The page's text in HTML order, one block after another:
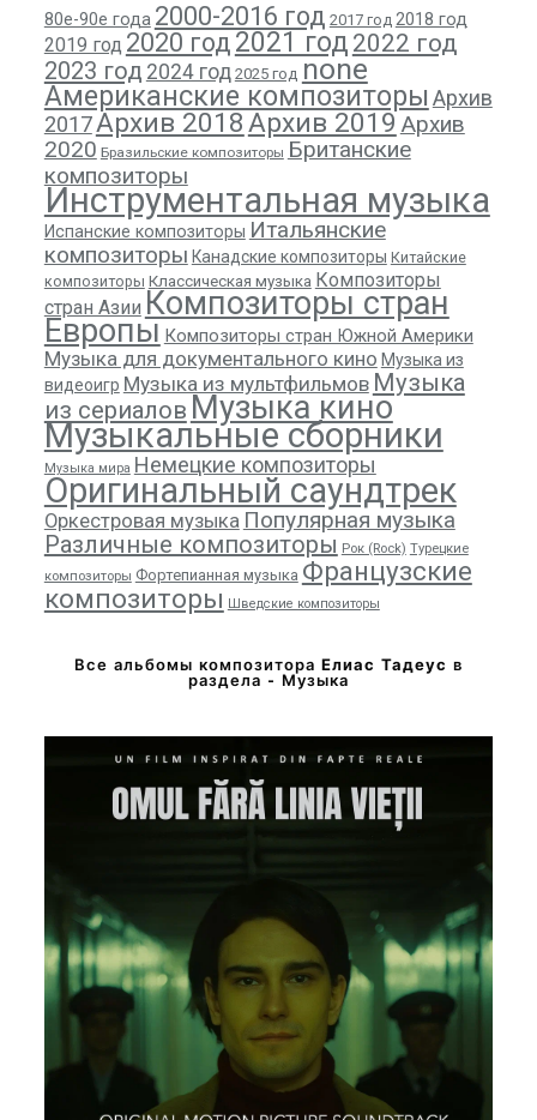
80е-90е года 2000-2016 год 2017 год 2018 год
2019 год 2020 год 2021 год 2022 год
2023 год 2024 год 2025 год none
Американские композиторы Архив
2017Архив 2018Архив 2019 Архив
2020 Бразильские композиторы Британские
композиторы
Инструментальная музыка
Испанские композиторы Итальянские
композиторы Канадские композиторы Китайские
композиторы Классическая музыка Композиторы
стран Азии Композиторы стран
Европы Композиторы стран Южной Америки
Музыка для документального кино Музыка из
видеоигр Музыка из мультфильмов Музыка
из сериалов Музыка кино
Музыкальные сборники
Музыка мира Немецкие композиторы
Оригинальный саундтрек
Оркестровая музыка Популярная музыка
Различные композиторы Рок (Rock) Турецкие
композиторы Фортепианная музыка Французские
композиторы Шведские композиторы
Все альбомы композитора Елиас Тадеус в
раздела - Музыка